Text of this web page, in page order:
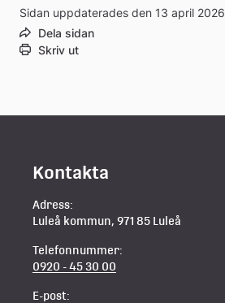
Sidan uppdaterades den 13 april 2026
Dela sidan
Skriv ut
Kontakta
Adress:
Luleå kommun, 971 85 Luleå
Telefonnummer:
0920 - 45 30 00
E-post: